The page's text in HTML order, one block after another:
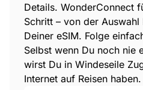
Details. WonderConnect
Schritt – von der
Deiner eSIM. Folge
Selbst wenn Du noch nie
wirst Du in Windeseile
Internet auf Reisen haben.